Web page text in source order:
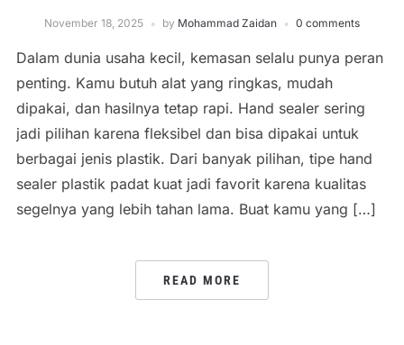
November 18, 2025 by Mohammad Zaidan 0 comments
Dalam dunia usaha kecil, kemasan selalu punya peran
penting. Kamu butuh alat yang ringkas, mudah
dipakai, dan hasilnya tetap rapi. Hand sealer sering
jadi pilihan karena fleksibel dan bisa dipakai untuk
berbagai jenis plastik. Dari banyak pilihan, tipe hand
sealer plastik padat kuat jadi favorit karena kualitas
segelnya yang lebih tahan lama. Buat kamu yang […]
READ MORE